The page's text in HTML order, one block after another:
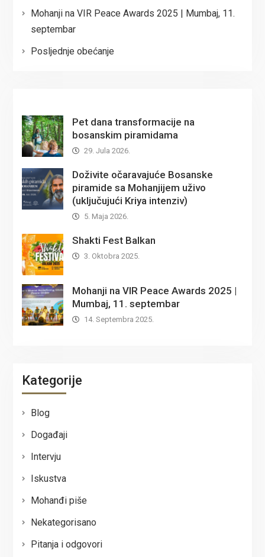
Mohanji na VIR Peace Awards 2025 | Mumbaj, 11.
septembar
Posljednje obećanje
Pet dana transformacije na
bosanskim piramidama
29. Jula 2026.
Doživite očaravajuće Bosanske
piramide sa Mohanjijem uživo
(uključujući Kriya intenziv)
5. Maja 2026.
Shakti Fest Balkan
3. Oktobra 2025.
Mohanji na VIR Peace Awards 2025 |
Mumbaj, 11. septembar
14. Septembra 2025.
Kategorije
Blog
Događaji
Intervju
Iskustva
Mohanđi piše
Nekategorisano
Pitanja i odgovori